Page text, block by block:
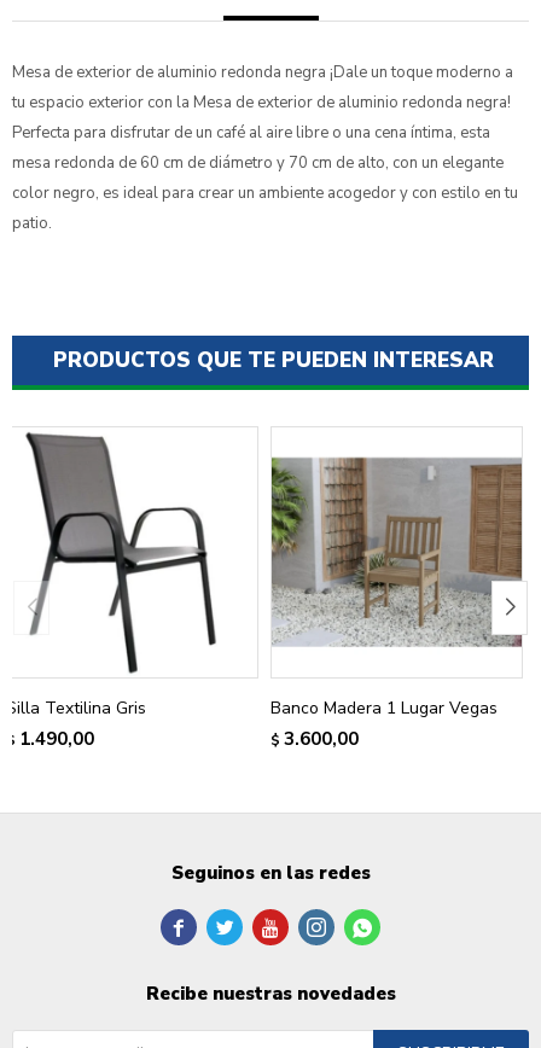
Mesa de exterior de aluminio redonda negra ¡Dale un toque moderno a
tu espacio exterior con la Mesa de exterior de aluminio redonda negra!
Perfecta para disfrutar de un café al aire libre o una cena íntima, esta
mesa redonda de 60 cm de diámetro y 70 cm de alto, con un elegante
color negro, es ideal para crear un ambiente acogedor y con estilo en tu
patio.
PRODUCTOS QUE TE PUEDEN INTERESAR
Silla Textilina Gris
$ 1.490,00
Banco Madera 1 Lugar Vegas
$ 3.600,00
Seguinos en las redes
    
Recibe nuestras novedades